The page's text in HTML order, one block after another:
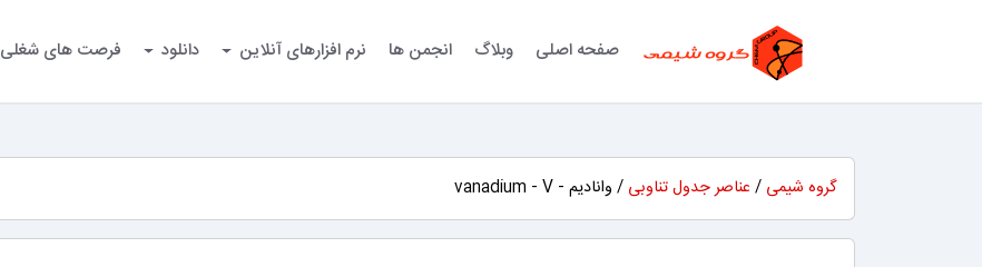
صفحه اصلی وبلاگ انجمن ها نرم افزارهای آنلاین دانلود فرصت های شغلی
گروه شیمی / عناصر جدول تناوبی / وانادیم - vanadium - V